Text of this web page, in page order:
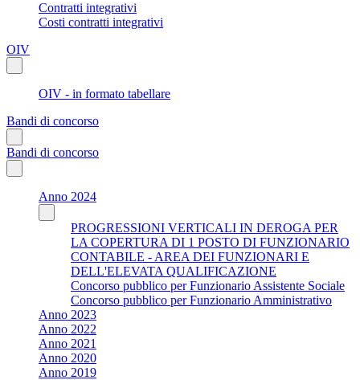
Contratti integrativi
Costi contratti integrativi
OIV
OIV - in formato tabellare
Bandi di concorso
Bandi di concorso
Anno 2024
PROGRESSIONI VERTICALI IN DEROGA PER
LA COPERTURA DI 1 POSTO DI FUNZIONARIO
CONTABILE - AREA DEI FUNZIONARI E
DELL'ELEVATA QUALIFICAZIONE
Concorso pubblico per Funzionario Assistente Sociale
Concorso pubblico per Funzionario Amministrativo
Anno 2023
Anno 2022
Anno 2021
Anno 2020
Anno 2019